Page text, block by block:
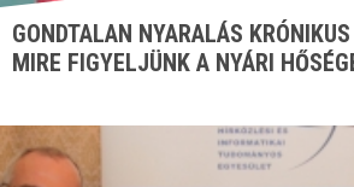
GONDTALAN NYARALÁS
MIRE FIGYELJÜNK A NYÁRI